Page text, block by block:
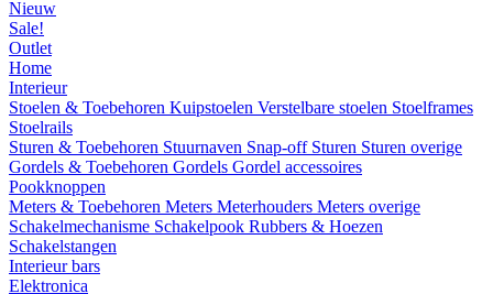
Nieuw
Sale!
Outlet
Home
Interieur
Stoelen & Toebehoren Kuipstoelen Verstelbare stoelen Stoelframes
Stoelrails
Sturen & Toebehoren Stuurnaven Snap-off Sturen Sturen overige
Gordels & Toebehoren Gordels Gordel accessoires
Pookknoppen
Meters & Toebehoren Meters Meterhouders Meters overige
Schakelmechanisme Schakelpook Rubbers & Hoezen
Schakelstangen
Interieur bars
Elektronica